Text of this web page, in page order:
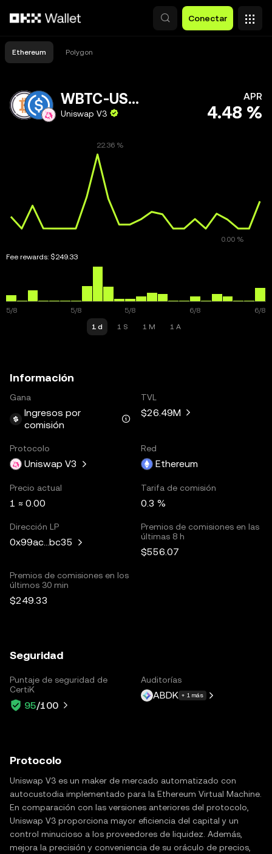
Conectar
Ethereum Polygon
WBTC-USDC
Uniswap V3
APR
4.48 %
Fee rewards: $249.33
1 d 1 S 1 M 1 A
Información
Gana
Ingresos por
comisión
TVL
$26.49M
Protocolo
Uniswap V3
Red
Ethereum
Precio actual
1 ≈ 0.00
Tarifa de comisión
0.3 %
Dirección LP
0x99ac...bc35
Premios de comisiones en las
últimas 8 h
$556.07
Premios de comisiones en los
últimos 30 min
$249.33
Seguridad
Puntaje de seguridad de
CertiK
95/100
Auditorías
ABDK + 1 más
Protocolo
Uniswap V3 es un maker de mercado automatizado con
autocustodia implementado para la Ethereum Virtual Machine.
En comparación con las versiones anteriores del protocolo,
Uniswap V3 proporciona mayor eficiencia del capital y un
control minucioso a los proveedores de liquidez. Además,
mejora la precisión y conveniencia de su oráculo de precios,